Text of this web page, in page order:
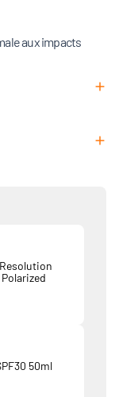
aux impacts
50ml